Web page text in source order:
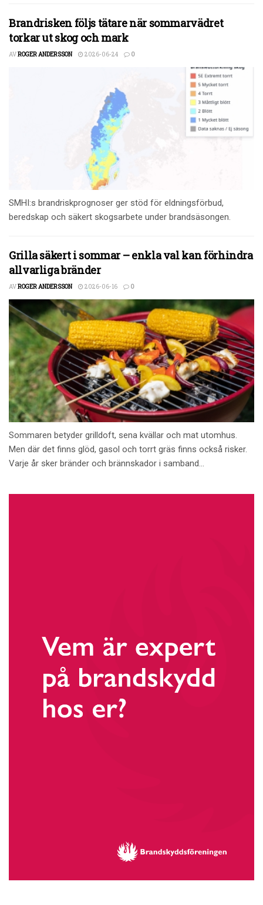
Brandrisken följs tätare när sommarvädret
torkar ut skog och mark
AVROGER ANDERSSON 2026-06-24 0
SMHI:s brandriskprognoser ger stöd för eldningsförbud,
beredskap och säkert skogsarbete under brandsäsongen.
Grilla säkert i sommar – enkla val kan förhindra
allvarliga bränder
AVROGER ANDERSSON 2026-06-16 0
Sommaren betyder grilldoft, sena kvällar och mat utomhus.
Men där det finns glöd, gasol och torrt gräs finns också risker.
Varje år sker bränder och brännskador i samband...